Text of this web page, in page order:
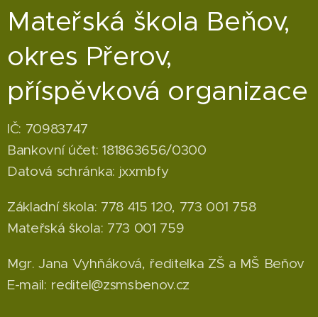
Mateřská škola Beňov,
okres Přerov,
příspěvková organizace
IČ: 70983747
Bankovní účet: 181863656/0300
Datová schránka: jxxmbfy
Základní škola: 778 415 120, 773 001 758
Mateřská škola: 773 001 759
Mgr. Jana Vyhňáková, ředitelka ZŠ a MŠ Beňov
E-mail: reditel@zsmsbenov.cz